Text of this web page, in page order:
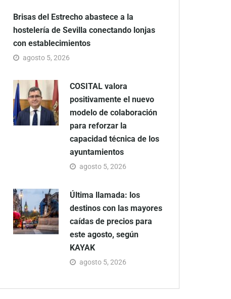
Brisas del Estrecho abastece a la
hostelería de Sevilla conectando lonjas
con establecimientos
agosto 5, 2026
COSITAL valora
positivamente el nuevo
modelo de colaboración
para reforzar la
capacidad técnica de los
ayuntamientos
agosto 5, 2026
Última llamada: los
destinos con las mayores
caídas de precios para
este agosto, según
KAYAK
agosto 5, 2026